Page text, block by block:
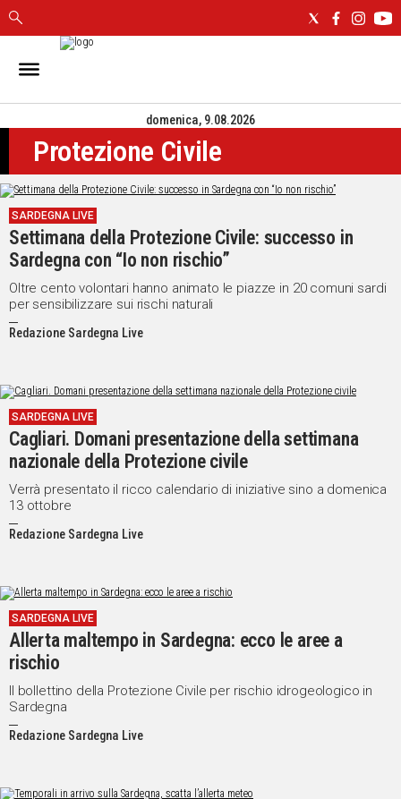
IN
CAGLIARI
SASSARI
NUORO
ORISTANO
SULCIS
GALLURA
OGLIASTRA
MEDIO
CAMPIDANO
POLITICA
IN
ITALIA
NEL
MONDO
SPORT
EVENTI
VIDEO
domenica, 9.08.2026
Protezione Civile
SARDEGNA LIVE
Settimana della Protezione Civile: successo in
Sardegna con “Io non rischio”
Oltre cento volontari hanno animato le piazze in 20 comuni sardi
per sensibilizzare sui rischi naturali
Redazione Sardegna Live
SARDEGNA LIVE
Cagliari. Domani presentazione della settimana
nazionale della Protezione civile
Verrà presentato il ricco calendario di iniziative sino a domenica
13 ottobre
Redazione Sardegna Live
SARDEGNA LIVE
Allerta maltempo in Sardegna: ecco le aree a
rischio
Il bollettino della Protezione Civile per rischio idrogeologico in
Sardegna
Redazione Sardegna Live